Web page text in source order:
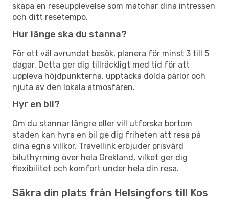
skapa en reseupplevelse som matchar dina intressen
och ditt resetempo.
Hur länge ska du stanna?
För ett väl avrundat besök, planera för minst 3 till 5
dagar. Detta ger dig tillräckligt med tid för att
uppleva höjdpunkterna, upptäcka dolda pärlor och
njuta av den lokala atmosfären.
Hyr en bil?
Om du stannar längre eller vill utforska bortom
staden kan hyra en bil ge dig friheten att resa på
dina egna villkor. Travellink erbjuder prisvärd
biluthyrning över hela Grekland, vilket ger dig
flexibilitet och komfort under hela din resa.
Säkra din plats från Helsingfors till Kos